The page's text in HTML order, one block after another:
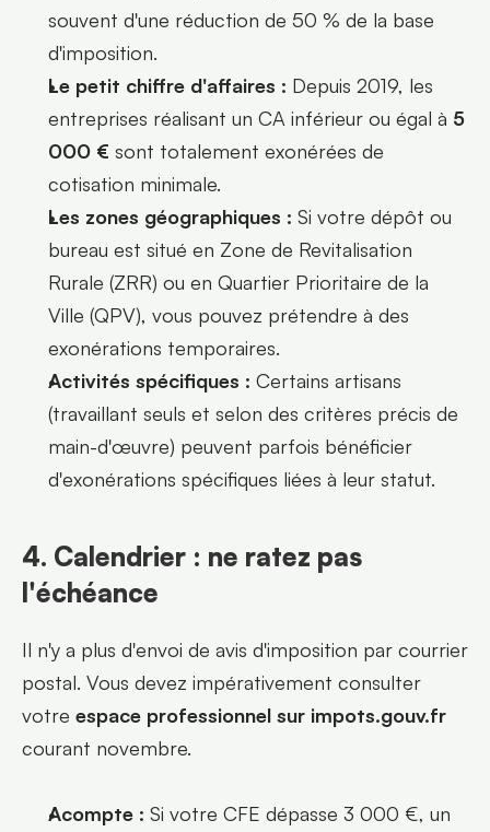
souvent d'une réduction de 50 % de la base
d'imposition.
Le petit chiffre d'affaires : Depuis 2019, les
entreprises réalisant un CA inférieur ou égal à 5
000 € sont totalement exonérées de
cotisation minimale.
Les zones géographiques : Si votre dépôt ou
bureau est situé en Zone de Revitalisation
Rurale (ZRR) ou en Quartier Prioritaire de la
Ville (QPV), vous pouvez prétendre à des
exonérations temporaires.
Activités spécifiques : Certains artisans
(travaillant seuls et selon des critères précis de
main-d'œuvre) peuvent parfois bénéficier
d'exonérations spécifiques liées à leur statut.
4. Calendrier : ne ratez pas
l'échéance
Il n'y a plus d'envoi de avis d'imposition par courrier
postal. Vous devez impérativement consulter
votre espace professionnel sur impots.gouv.fr
courant novembre.
Acompte : Si votre CFE dépasse 3 000 €, un